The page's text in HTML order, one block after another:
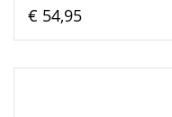
€ 54,95